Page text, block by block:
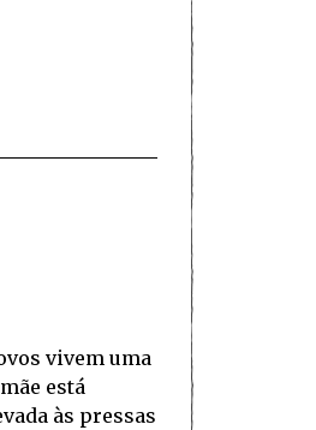
vivem uma
está
às pressas